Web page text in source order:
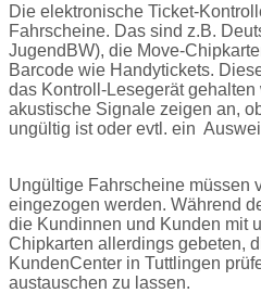
Die elektronische Ticket-
Fahrscheine. Das sind z.B.
JugendBW), die Move-
Barcode wie Handytickets.
das Kontroll-Lesegerät
akustische Signale zeigen an,
ungültig ist oder evtl. ein
Ungültige Fahrscheine müssen
eingezogen werden. Während
die Kundinnen und Kunden mit
Chipkarten allerdings gebeten,
KundenCenter in Tuttlingen
austauschen zu lassen.